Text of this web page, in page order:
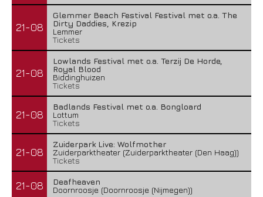
21-08
Glemmer Beach Festival Festival met o.a. The
Dirty Daddies, Krezip
Lemmer
Tickets
21-08
Lowlands Festival met o.a. Terzij De Horde,
Royal Blood
Biddinghuizen
Tickets
21-08
Badlands Festival met o.a. Bongloard
Lottum
Tickets
21-08
Zuiderpark Live: Wolfmother
Zuiderparktheater (Zuiderparktheater (Den Haag))
Tickets
21-08
Deafheaven
Doornroosje (Doornroosje (Nijmegen))